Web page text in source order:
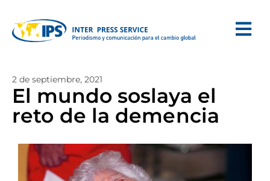
2 de septiembre, 2021
El mundo soslaya el
reto de la demencia